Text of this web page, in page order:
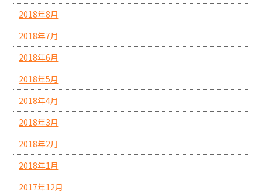
2018年8月
2018年7月
2018年6月
2018年5月
2018年4月
2018年3月
2018年2月
2018年1月
2017年12月